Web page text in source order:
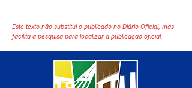
Este texto não substitui o publicado no Diário Oficial, mas
facilita a pesquisa para localizar a publicação oficial.